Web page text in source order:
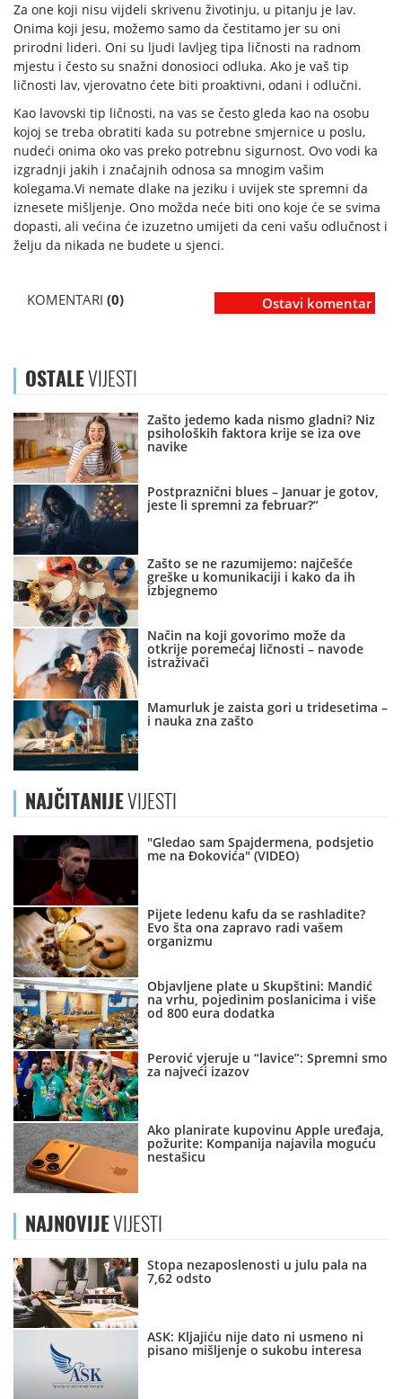
Za one koji nisu vijdeli skrivenu životinju, u pitanju je lav.
Onima koji jesu, možemo samo da čestitamo jer su oni
prirodni lideri. Oni su ljudi lavljeg tipa ličnosti na radnom
mjestu i često su snažni donosioci odluka. Ako je vaš tip
ličnosti lav, vjerovatno ćete biti proaktivni, odani i odlučni.
Kao lavovski tip ličnosti, na vas se često gleda kao na osobu
kojoj se treba obratiti kada su potrebne smjernice u poslu,
nudeći onima oko vas preko potrebnu sigurnost. Ovo vodi ka
izgradnji jakih i značajnih odnosa sa mnogim vašim
kolegama.Vi nemate dlake na jeziku i uvijek ste spremni da
iznesete mišljenje. Ono možda neće biti ono koje će se svima
dopasti, ali većina će izuzetno umijeti da ceni vašu odlučnost i
želju da nikada ne budete u sjenci.
KOMENTARI (0) Ostavi komentar
OSTALEVIJESTI
Zašto jedemo kada nismo gladni? Niz
psiholoških faktora krije se iza ove
navike
Postpraznični blues – Januar je gotov,
jeste li spremni za februar?“
Zašto se ne razumijemo: najčešće
greške u komunikaciji i kako da ih
izbjegnemo
Način na koji govorimo može da
otkrije poremećaj ličnosti – navode
istraživači
Mamurluk je zaista gori u tridesetima –
i nauka zna zašto
NAJČITANIJEVIJESTI
"Gledao sam Spajdermena, podsjetio
me na Đokovića" (VIDEO)
Pijete ledenu kafu da se rashladite?
Evo šta ona zapravo radi vašem
organizmu
Objavljene plate u Skupštini: Mandić
na vrhu, pojedinim poslanicima i više
od 800 eura dodatka
Perović vjeruje u “lavice”: Spremni smo
za najveći izazov
Ako planirate kupovinu Apple uređaja,
požurite: Kompanija najavila moguću
nestašicu
NAJNOVIJEVIJESTI
Stopa nezaposlenosti u julu pala na
7,62 odsto
ASK: Kljajiću nije dato ni usmeno ni
pisano mišljenje o sukobu interesa